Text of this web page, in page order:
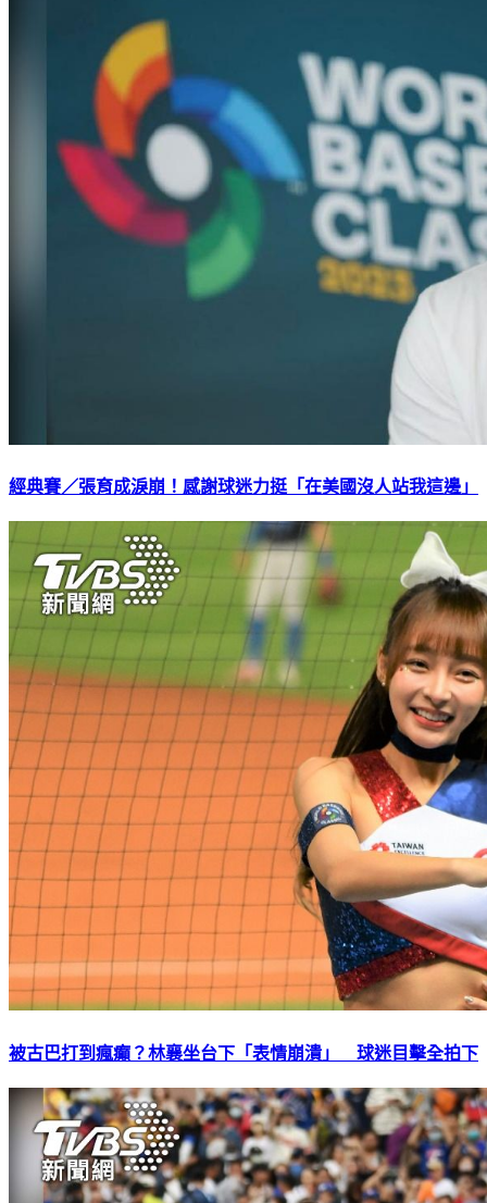
經典賽／張育成淚崩！感謝球迷力挺「在美國沒人站我這邊」
被古巴打到瘋癲？林襄坐台下「表情崩潰」 球迷目擊全拍下